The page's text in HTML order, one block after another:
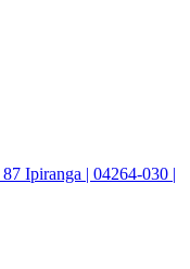
Ipiranga | 04264-030 |